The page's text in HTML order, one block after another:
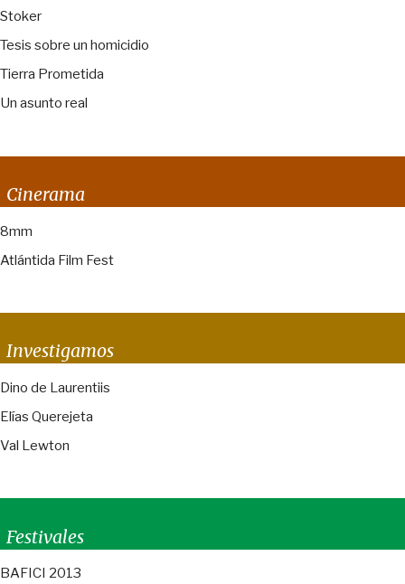
Stoker
Tesis sobre un homicidio
Tierra Prometida
Un asunto real
Cinerama
8mm
Atlántida Film Fest
Investigamos
Dino de Laurentiis
Elías Querejeta
Val Lewton
Festivales
BAFICI 2013